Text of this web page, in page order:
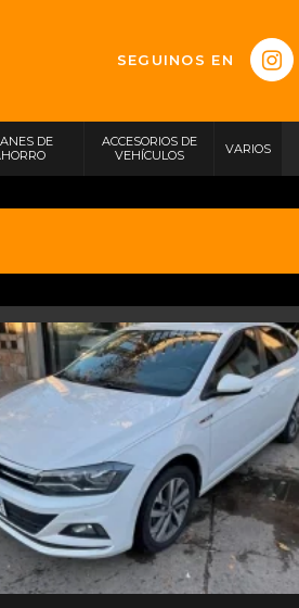
SEGUINOS EN
DE
ACCESORIOS DE
VEHÍCULOS
VARIOS